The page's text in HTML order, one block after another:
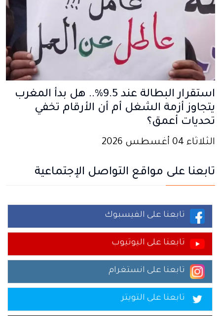
استقرار البطالة عند 9.5%.. هل بدأ المغرب
يتجاوز أزمة الشغل أم أن الأرقام تخفي
تحديات أعمق؟
الثلاثاء 04 أغسطس 2026
تابعنا على مواقع التواصل الإجتماعية
تابعنا على الفيسبوك
تابعنا على اليوتيوب
تابعنا على انستغرام
تابعنا على التويتر